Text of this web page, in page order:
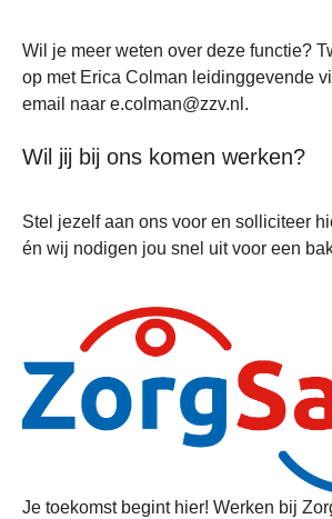
Wil je meer weten over deze functie?
op met Erica Colman leidinggevende
email naar e.colman@zzv.nl.
Wil jij bij ons komen werken?
Stel jezelf aan ons voor en solliciteer
én wij nodigen jou snel uit voor een
Je toekomst begint hier! Werken bij